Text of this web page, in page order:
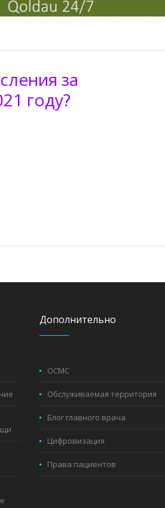
за
году?
Дополнительно
ОСМС
Обслуживаемая территория
Блог главного врача
Цифровизация
Права пациентов